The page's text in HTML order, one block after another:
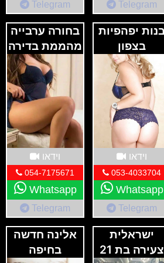
Telegram
Telegram
יפהפיות
בצפון
וידאו
053-4033704
Whatsapp
Telegram
בחורה ערבייה
מהממת בדירה
דיסקרטית
וידאו
054-7175671
Whatsapp
Telegram
ישראלית
צעירה בת 21
אלינה חדשה
בחיפה